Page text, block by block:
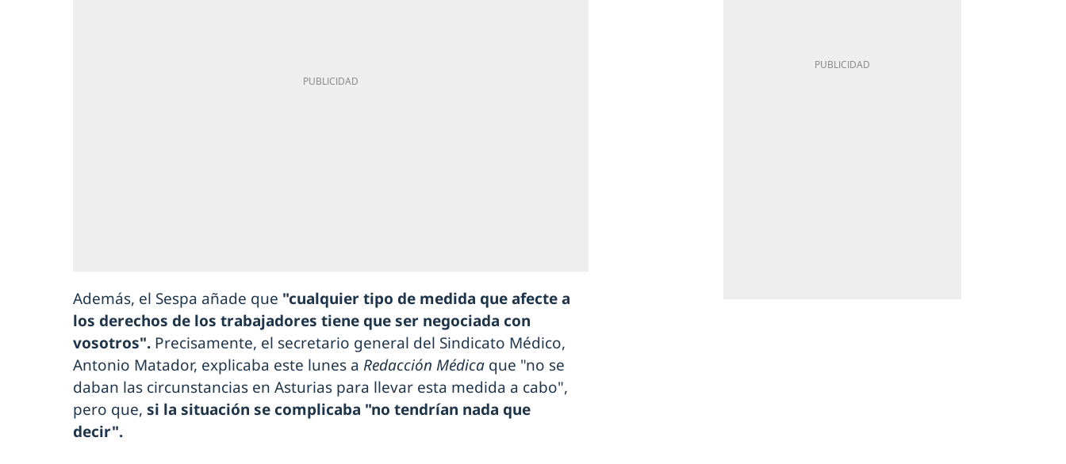
Además, el Sespa añade que "cualquier tipo de medida que afecte a
los derechos de los trabajadores tiene que ser negociada con
vosotros". Precisamente, el secretario general del Sindicato Médico,
Antonio Matador, explicaba este lunes a Redacción Médica que "no se
daban las circunstancias en Asturias para llevar esta medida a cabo",
pero que, si la situación se complicaba "no tendrían nada que
decir".